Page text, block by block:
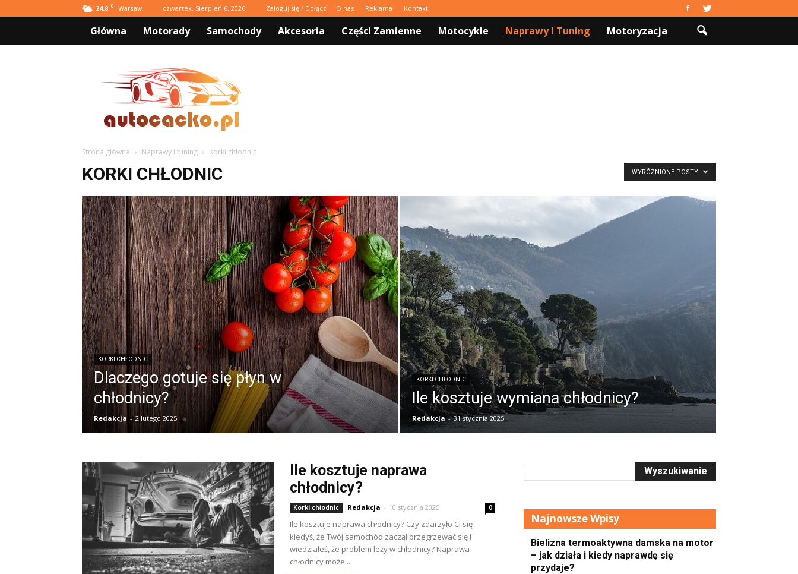
24.8 C Warsaw czwartek, Sierpień 6, 2026 Zaloguj się / Dołącz O nas Reklama Kontakt
Główna Motorady Samochody Akcesoria Części Zamienne Motocykle Naprawy I Tuning Motoryzacja
AutoCacko.pl
Strona główna Naprawy i tuning Korki chłodnic
KORKI CHŁODNIC WYRÓŻNIONE POSTY
KORKI CHŁODNIC
Dlaczego gotuje się płyn w
chłodnicy?
Redakcja - 2 lutego 2025
KORKI CHŁODNIC
Ile kosztuje wymiana chłodnicy?
Redakcja - 31 stycznia 2025
Ile kosztuje naprawa
chłodnicy?
Korki chłodnic Redakcja - 10 stycznia 2025 0
Ile kosztuje naprawa chłodnicy? Czy zdarzyło Ci się
kiedyś, że Twój samochód zaczął przegrzewać się i
wiedziałeś, że problem leży w chłodnicy? Naprawa
chłodnicy może...
Najnowsze Wpisy
Bielizna termoaktywna damska na motor
– jak działa i kiedy naprawdę się
przydaje?